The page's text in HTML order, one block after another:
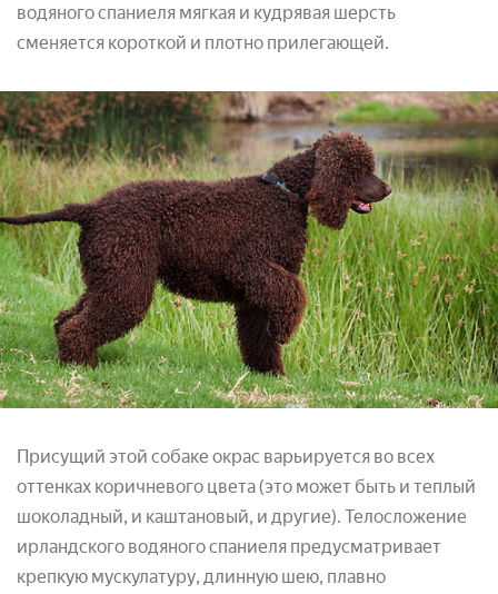
водяного спаниеля мягкая и кудрявая шерсть
сменяется короткой и плотно прилегающей.
Присущий этой собаке окрас варьируется во всех
оттенках коричневого цвета (это может быть и теплый
шоколадный, и каштановый, и другие). Телосложение
ирландского водяного спаниеля предусматривает
крепкую мускулатуру, длинную шею, плавно